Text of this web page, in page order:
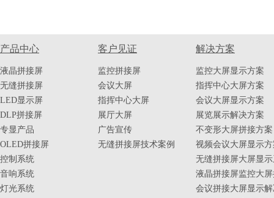
产品中心
液晶拼接屏
无缝拼接屏
LED显示屏
DLP拼接屏
专显产品
OLED拼接屏
控制系统
音响系统
灯光系统
客户见证
监控拼接屏
会议大屏
指挥中心大屏
展厅大屏
广告宣传
无缝拼接屏技术案例
解决方案
监控大屏显示方案
指挥中心大屏方案
会议大屏显示方案
展览展示解决方案
不变形大屏拼接方案
视频会议大屏显示
无缝拼接屏大屏显
液晶拼接屏监控大
会议拼接大屏显示